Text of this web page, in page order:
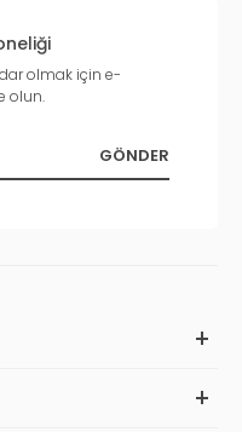
olmak için e-
olun.